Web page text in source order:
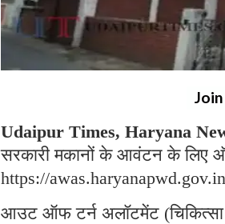
Udaipur Times, Haryana
सरकारी मकानों के आवंटन के लिए
https://
आउट ऑफ टर्न अलॉटमेंट